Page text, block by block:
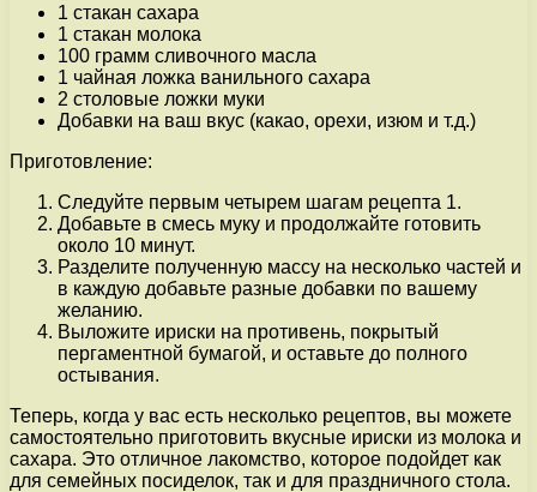
1 стакан сахара
1 стакан молока
100 грамм сливочного масла
1 чайная ложка ванильного сахара
2 столовые ложки муки
Добавки на ваш вкус (какао, орехи, изюм и т.д.)
Приготовление:
Следуйте первым четырем шагам рецепта 1.
Добавьте в смесь муку и продолжайте готовить
около 10 минут.
Разделите полученную массу на несколько частей и
в каждую добавьте разные добавки по вашему
желанию.
Выложите ириски на противень, покрытый
пергаментной бумагой, и оставьте до полного
остывания.
Теперь, когда у вас есть несколько рецептов, вы можете
самостоятельно приготовить вкусные ириски из молока и
сахара. Это отличное лакомство, которое подойдет как
для семейных посиделок, так и для праздничного стола.